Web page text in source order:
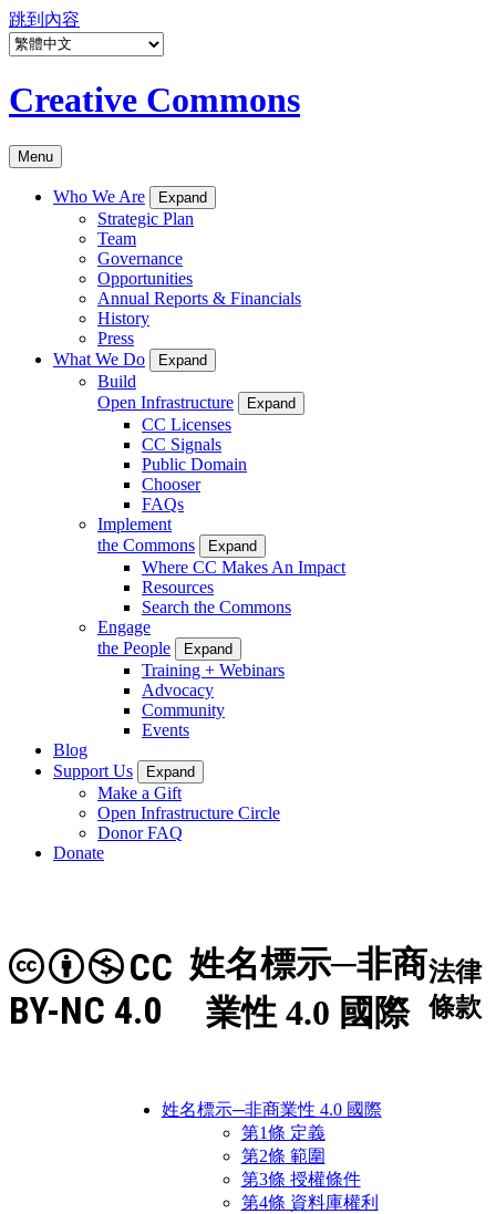
跳到內容
Creative Commons
Menu
Who We Are Expand
Strategic Plan
Team
Governance
Opportunities
Annual Reports & Financials
History
Press
What We Do
Expand
Build
Open Infrastructure
Expand
CC Licenses
CC Signals
Public Domain
Chooser
FAQs
Implement
the Commons
Expand
Where CC Makes An Impact
Resources
Search the Commons
Engage
the People
Expand
Training + Webinars
Advocacy
Community
Events
Blog
Support Us
Expand
Make a Gift
Open Infrastructure Circle
Donor FAQ
Donate
姓名標示─非商
業性 4.0 國際
CC
BY-NC 4.0
法律
條款
姓名標示─非商業性 4.0 國際
第1條 定義
第2條 範圍
第3條 授權條件
第4條 資料庫權利